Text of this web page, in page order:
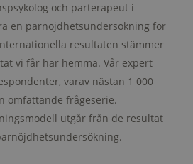
och parterapeut i
en parnöjdhetsundersökning för
resultaten stämmer
vi får här hemma. Vår expert
varav nästan 1 000
omfattande frågeserie.
utgår från de resultat